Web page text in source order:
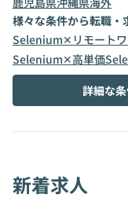
様々な条件から転職・
Selenium✕リモート
Selenium✕高単価
詳細な
新着求人